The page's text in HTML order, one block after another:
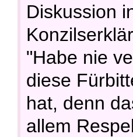
Diskussion
"Habe nie
diese
hat, denn
allem